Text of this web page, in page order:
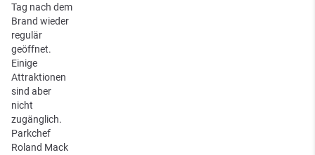
Tag nach dem
Brand wieder
regulär
geöffnet.
Einige
Attraktionen
sind aber
nicht
zugänglich.
Parkchef
Roland Mack